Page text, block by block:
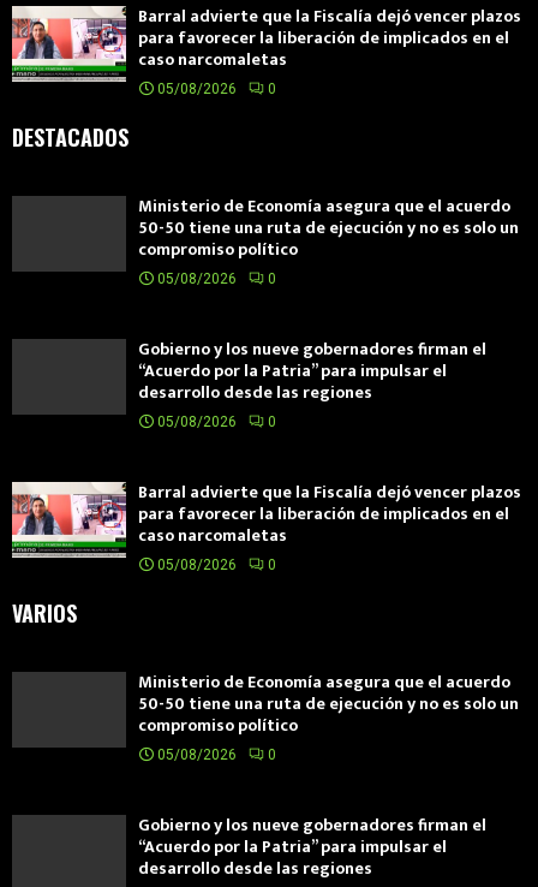
Barral advierte que la Fiscalía dejó vencer plazos
para favorecer la liberación de implicados en el
caso narcomaletas
05/08/2026 0
DESTACADOS
Ministerio de Economía asegura que el acuerdo
50-50 tiene una ruta de ejecución y no es solo un
compromiso político
05/08/2026 0
Gobierno y los nueve gobernadores firman el
“Acuerdo por la Patria” para impulsar el
desarrollo desde las regiones
05/08/2026 0
Barral advierte que la Fiscalía dejó vencer plazos
para favorecer la liberación de implicados en el
caso narcomaletas
05/08/2026 0
VARIOS
Ministerio de Economía asegura que el acuerdo
50-50 tiene una ruta de ejecución y no es solo un
compromiso político
05/08/2026 0
Gobierno y los nueve gobernadores firman el
“Acuerdo por la Patria” para impulsar el
desarrollo desde las regiones